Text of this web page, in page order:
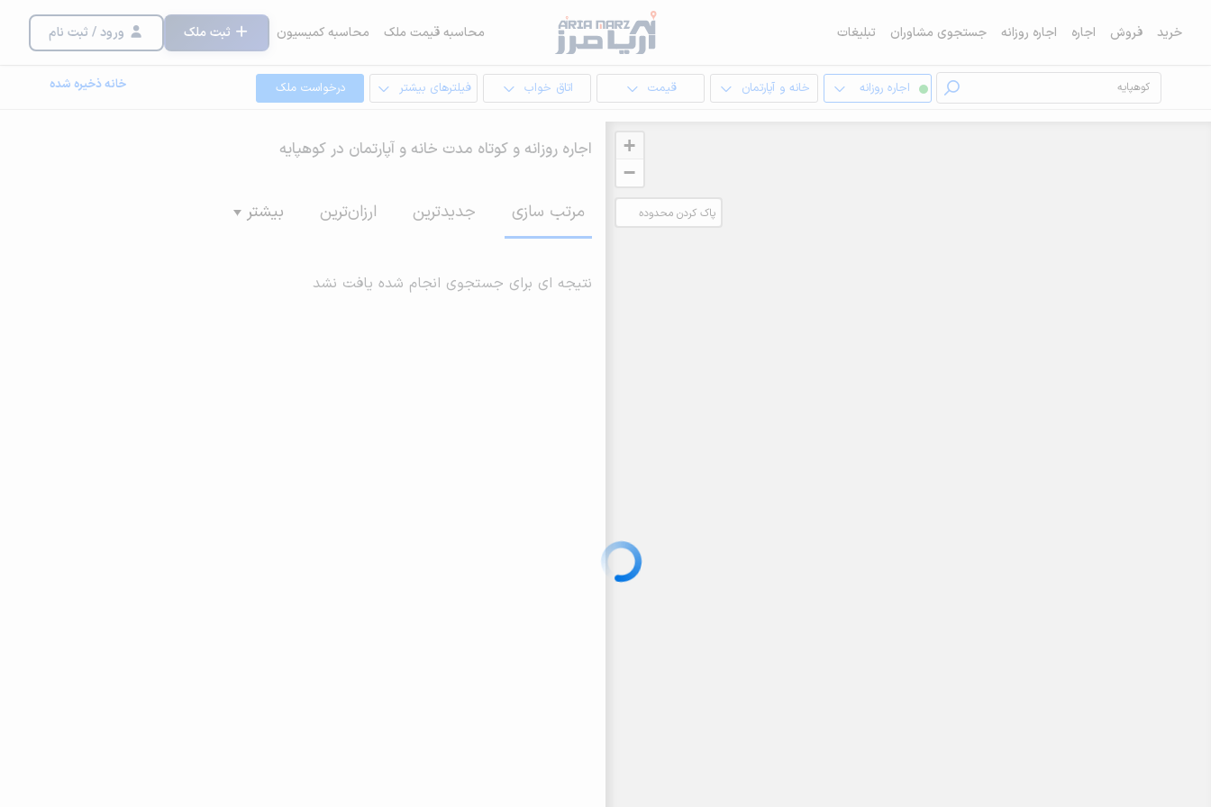
خرید فروش اجاره اجاره روزانه جستجوی مشاوران تبلیغات محاسبه قیمت ملک محاسبه کمیسیون ثبت ملک ورود / ثبت نام
اجاره روزانه خانه و آپارتمان قیمت اتاق خواب فیلترهای بیشتر درخواست ملک خانه ذخیره شده
+
−
پاک کردن محدوده
اجاره روزانه و کوتاه مدت خانه و آپارتمان در کوهپایه
مرتب سازی جدیدترین ارزان‌ترین بیشتر
نتیجه ای برای جستجوی انجام شده یافت نشد